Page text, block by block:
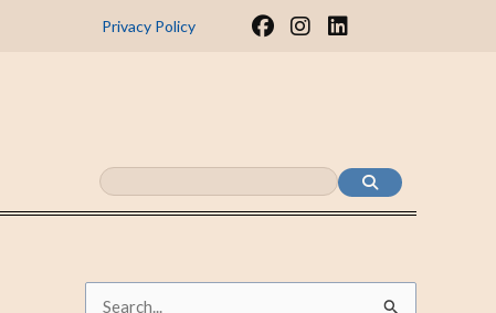
Privacy Policy
F
I
m
L
n